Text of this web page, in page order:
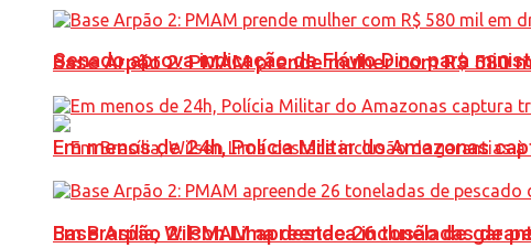
Senado aprova indicação de Flávio Dino para
Em Brasília, Wilson Lima destaca inclusão de
Base Arpão 2: PMAM prende mulher com R$ 580
Em menos de 24h, Polícia Militar do Amazonas
Base Arpão 2: PMAM apreende 26 toneladas de